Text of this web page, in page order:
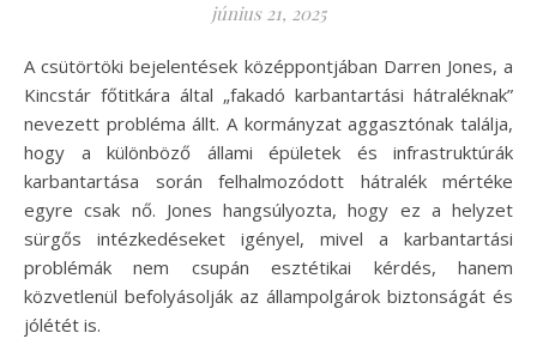
június 21, 2025
A csütörtöki bejelentések középpontjában Darren Jones, a
Kincstár főtitkára által „fakadó karbantartási hátraléknak”
nevezett probléma állt. A kormányzat aggasztónak találja,
hogy a különböző állami épületek és infrastruktúrák
karbantartása során felhalmozódott hátralék mértéke
egyre csak nő. Jones hangsúlyozta, hogy ez a helyzet
sürgős intézkedéseket igényel, mivel a karbantartási
problémák nem csupán esztétikai kérdés, hanem
közvetlenül befolyásolják az állampolgárok biztonságát és
jólétét is.